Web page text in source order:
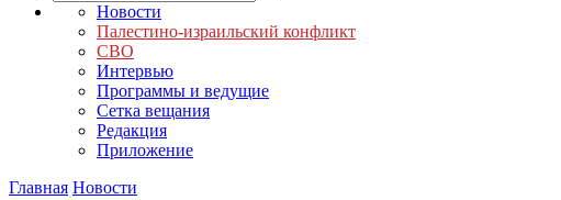
Новости
Палестино-израильский конфликт
СВО
Интервью
Программы и ведущие
Сетка вещания
Редакция
Приложение
Главная Новости